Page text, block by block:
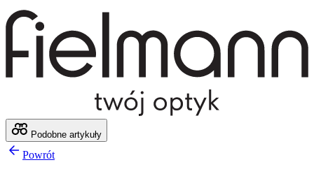
Podobne artykuły
Powrót